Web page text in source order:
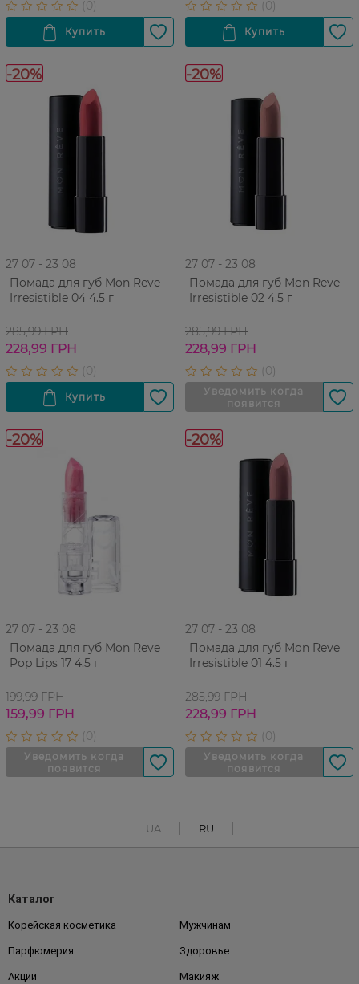
-20%
27 07 - 23 08
Помада для губ Mon Reve
Irresistible 04 4.5 г
285,99 ГРН
228,99 ГРН
-20%
27 07 - 23 08
Помада для губ Mon Reve
Irresistible 02 4.5 г
285,99 ГРН
228,99 ГРН
-20%
27 07 - 23 08
Помада для губ Mon Reve
Pop Lips 17 4.5 г
199,99 ГРН
159,99 ГРН
-20%
27 07 - 23 08
Помада для губ Mon Reve
Irresistible 01 4.5 г
285,99 ГРН
228,99 ГРН
UA RU
Каталог
Корейская косметика Мужчинам
Парфюмерия Здоровье
Акции Макияж